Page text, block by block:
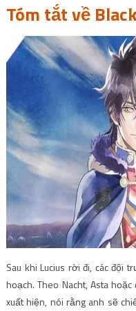
Tóm tắt về
Sau khi Lucius rời đi, các đội
hoạch. Theo Nacht, Asta
xuất hiện, nói rằng anh sẽ